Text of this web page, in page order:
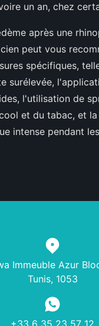
un an, chez
après une
peut vous
spécifiques,
surélevée,
l'utilisation de
et du tabac, et
intense pendant
Immeuble Azur
Tunis, 1053
+33 6 35 23 57 12